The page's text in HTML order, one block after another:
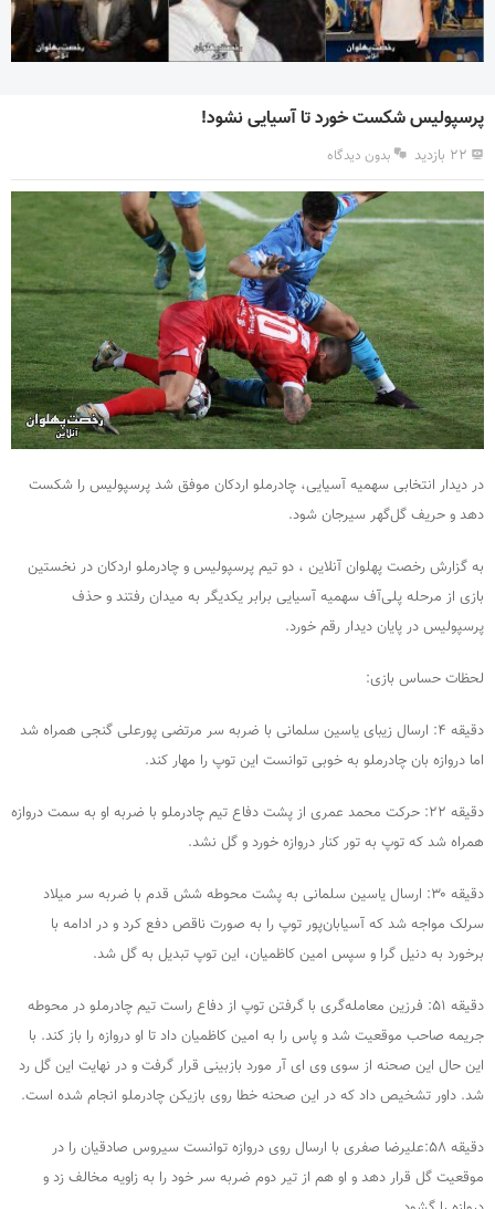
پرسپولیس شکست خورد تا آسیایی نشود!
۲۲ بازدید بدون دیدگاه
در دیدار انتخابی سهمیه آسیایی، چادرملو اردکان موفق شد پرسپولیس را شکست
دهد و حریف گل‌گهر سیرجان شود.
به گزارش رخصت پهلوان آنلاین ، دو تیم پرسپولیس و چادرملو اردکان در نخستین
بازی از مرحله پلی‌آف سهمیه آسیایی برابر یکدیگر به میدان رفتند و حذف
پرسپولیس در پایان دیدار رقم خورد.
لحظات حساس بازی:
دقیقه ۴: ارسال زیبای یاسین سلمانی با ضربه سر مرتضی پورعلی گنجی همراه شد
اما دروازه بان چادرملو به خوبی توانست این توپ را مهار کند.
دقیقه ۲۲: حرکت محمد عمری از پشت دفاع تیم چادرملو با ضربه او به سمت دروازه
همراه شد که توپ به تور کنار دروازه خورد و گل نشد.
دقیقه ۳۰: ارسال یاسین سلمانی به پشت محوطه شش قدم با ضربه سر میلاد
سرلک مواجه شد که آسیابان‌پور توپ را به صورت ناقص دفع کرد و در ادامه با
برخورد به دنیل گرا و سپس امین کاظمیان، این توپ تبدیل به گل شد.
دقیقه ۵۱: فرزین معامله‌گری با گرفتن توپ از دفاع راست تیم چادرملو در محوطه
جریمه صاحب موقعیت شد و پاس را به امین کاظمیان داد تا او دروازه را باز کند. با
این حال این صحنه از سوی وی ای آر مورد بازبینی قرار گرفت و در نهایت این گل رد
شد. داور تشخیص داد که در این صحنه خطا روی بازیکن چادرملو انجام شده است.
دقیقه ۵۸:علیرضا صفری با ارسال روی دروازه توانست سیروس صادقیان را در
موقعیت گل قرار دهد و او هم از تیر دوم ضربه سر خود را به زاویه مخالف زد و